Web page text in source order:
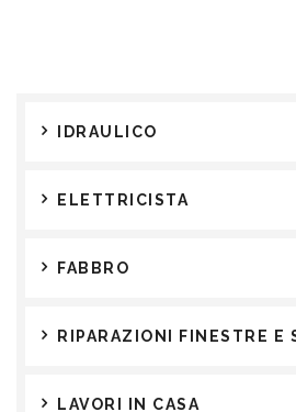
IDRAULICO
ELETTRICISTA
FABBRO
RIPARAZIONI FINESTRE E
LAVORI IN CASA